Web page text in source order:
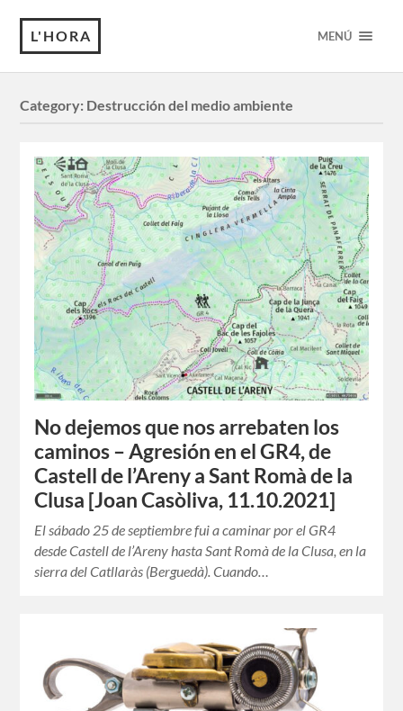
L'HORA MENÚ
Category: Destrucción del medio ambiente
No dejemos que nos arrebaten los
caminos – Agresión en el GR4, de
Castell de l’Areny a Sant Romà de la
Clusa [Joan Casòliva, 11.10.2021]
El sábado 25 de septiembre fui a caminar por el GR4
desde Castell de l’Areny hasta Sant Romà de la Clusa, en la
sierra del Catllaràs (Berguedà). Cuando…